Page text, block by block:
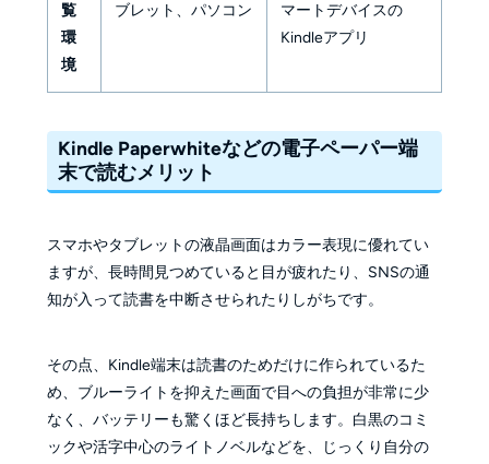
覧
環
境
ブレット、パソコン
マートデバイスの
Kindleアプリ
Kindle Paperwhiteなどの電子ペーパー端
末で読むメリット
スマホやタブレットの液晶画面はカラー表現に優れてい
ますが、長時間見つめていると目が疲れたり、SNSの通
知が入って読書を中断させられたりしがちです。
その点、Kindle端末は読書のためだけに作られているた
め、ブルーライトを抑えた画面で目への負担が非常に少
なく、バッテリーも驚くほど長持ちします。白黒のコミ
ックや活字中心のライトノベルなどを、じっくり自分の